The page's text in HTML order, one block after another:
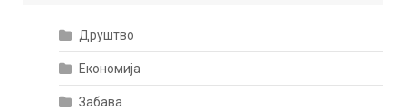
Друштво
Економија
Забава